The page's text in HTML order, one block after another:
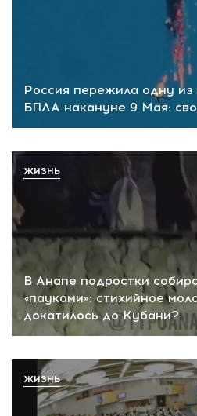
Россия пережила одну
БПЛА накануне 9 Мая:
В Анапе подростки
«пауками»: стихийное
докатилось до Кубани?
ЖИЗНЬ
ЖИЗНЬ